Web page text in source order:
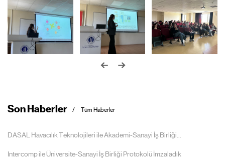
Son Haberler Tüm Haberler
DASAL Havacılık Teknolojileri ile Akademi-Sanayi İş Birliği...
Intercomp ile Üniversite-Sanayi İş Birliği Protokolü İmzaladık